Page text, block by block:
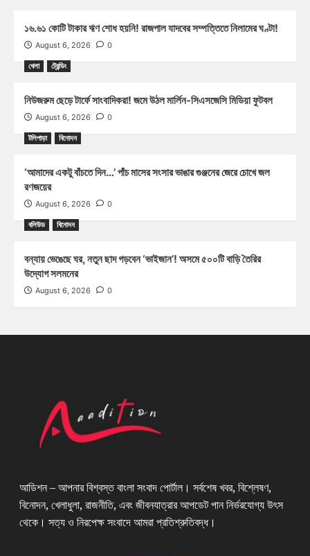
১৬.৬১ কোটি টাকার ঋণ শোধ হয়নি! রাজপাল যাদবের সম্পত্তিতে নিলামের ঘণ্টা!
August 6, 2026 0
খেলা ট্রেন্ডিং
নিউজরুম ছেড়ে টার্ফে সাংবাদিকরা! জমে উঠল মার্লিন-সিএসজেসি মিডিয়া ফুটবল
August 6, 2026 0
টলিপাড়া বিনোদন
‘আমাদের একটু বাঁচতে দিন…’ পাঁচ মাসের সংসার ভাঙার গুঞ্জনের জেরে চোখে জল
রণজয়ের
August 6, 2026 0
বলিউড বিনোদন
বন্যায় ভেঙেছে ঘর, নতুন ছাদ গড়বেন ‘ভাইজান’! অসমে ৫০০টি বাড়ি তৈরির
উদ্যোগ সলমনের
August 6, 2026 0
আডিশন – আপনার বিশ্বস্ত বাংলা সংবাদ পোর্টাল। সর্বশেষ খবর, বিশ্লেষণ,
বিনোদন, খেলাধুলা, রাজনীতি, এবং জীবনযাত্রার আপডেট পান নির্ভরযোগ্য উৎস
থেকে। সত্য ও নিরপেক্ষ সংবাদে আমরা প্রতিশ্রুতিবদ্ধ।